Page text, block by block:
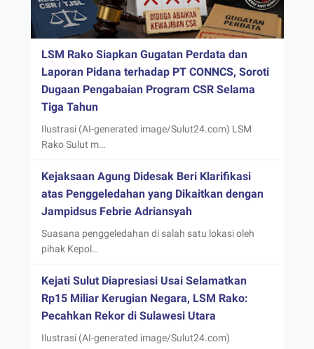
LSM Rako Siapkan Gugatan Perdata dan
Laporan Pidana terhadap PT CONNCS, Soroti
Dugaan Pengabaian Program CSR Selama
Tiga Tahun
Ilustrasi (AI-generated image/Sulut24.com) LSM
Rako Sulut m…
Kejaksaan Agung Didesak Beri Klarifikasi
atas Penggeledahan yang Dikaitkan dengan
Jampidsus Febrie Adriansyah
Suasana penggeledahan di salah satu lokasi oleh
pihak Kepol…
Kejati Sulut Diapresiasi Usai Selamatkan
Rp15 Miliar Kerugian Negara, LSM Rako:
Pecahkan Rekor di Sulawesi Utara
Ilustrasi (AI-generated image/Sulut24.com)